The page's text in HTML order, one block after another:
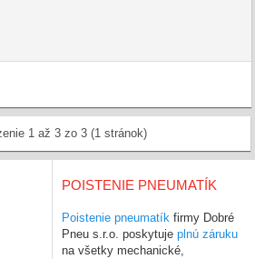
1 až 3 zo 3 (1 stránok)
POISTENIE PNEUMATÍK
Poistenie pneumatík firmy Dobré
Pneu s.r.o. poskytuje plnú záruku
na všetky mechanické,